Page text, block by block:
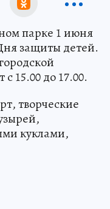
парке 1 июня
защиты детей.
15.00 до 17.00.
творческие
куклами,